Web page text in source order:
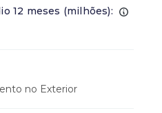
12 meses (milhões):
no Exterior